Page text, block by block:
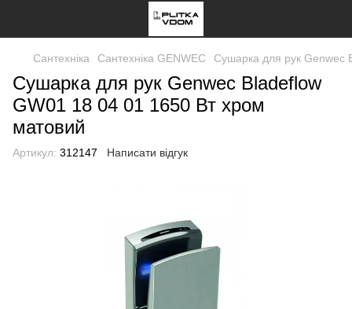
Сантехніка Сантехніка GENWEC Сушарка для рук Genwec
Сушарка для рук Genwec Bladeflow
GW01 18 04 01 1650 Вт хром
матовий
Артикул: 312147 Написати відгук